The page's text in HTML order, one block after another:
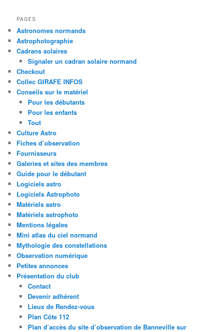
PAGES
Astronomes normands
Astrophotographie
Cadrans solaires
Signaler un cadran solaire normand
Checkout
Collec GIRAFE INFOS
Conseils sur le matériel
Pour les débutants
Pour les enfants
Tout
Culture Astro
Fiches d’observation
Fournisseurs
Galeries et sites des membres
Guide pour le débutant
Logiciels astro
Logiciels Astrophoto
Matériels astro
Matériels astrophoto
Mentions légales
Mini atlas du ciel normand
Mythologie des constellations
Observation numérique
Petites annonces
Présentation du club
Contact
Devenir adhérent
Lieux de Rendez-vous
Plan Côte 112
Plan d’accès du site d’observation de Banneville sur